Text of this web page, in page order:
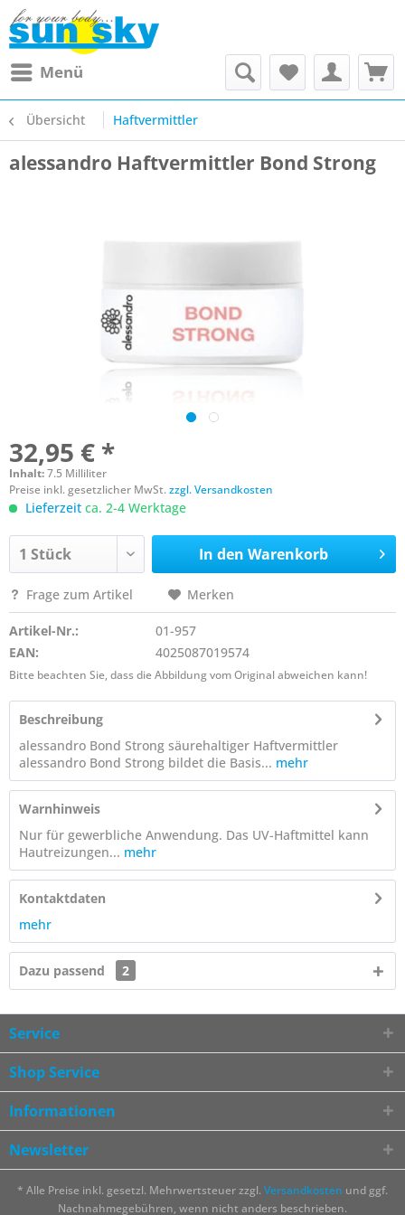
Menü
Übersicht Haftvermittler
alessandro Haftvermittler Bond Strong
32,95 € *
Inhalt:7.5 Milliliter
Preise inkl. gesetzlicher MwSt.zzgl. Versandkosten
Lieferzeit ca. 2-4 Werktage
In den Warenkorb
Frage zum Artikel Merken
Artikel-Nr.:
01-957
EAN:
4025087019574
Bitte beachten Sie, dass die Abbildung vom Original abweichen kann!
Beschreibung
alessandro Bond Strong säurehaltiger Haftvermittler
alessandro Bond Strong bildet die Basis... mehr
Warnhinweis
Nur für gewerbliche Anwendung. Das UV-Haftmittel kann
Hautreizungen... mehr
Kontaktdaten
mehr
Dazu passend 2
Service
Shop Service
Informationen
Newsletter
* Alle Preise inkl. gesetzl. Mehrwertsteuer zzgl. Versandkosten und ggf.
Nachnahmegebühren, wenn nicht anders beschrieben.